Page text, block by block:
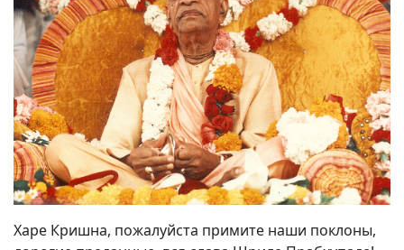
Харе Кришна, пожалуйста примите наши поклоны,